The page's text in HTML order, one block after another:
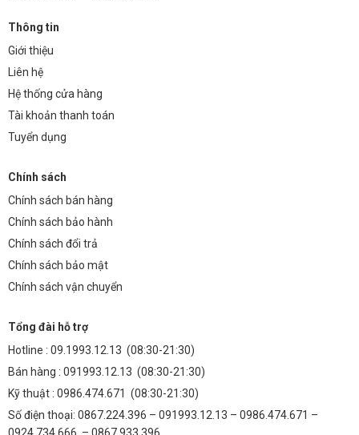
Thông tin
Giới thiệu
Liên hệ
Hệ thống cửa hàng
Tài khoản thanh toán
Tuyển dụng
Chính sách
Chính sách bán hàng
Chính sách bảo hành
Chính sách đổi trả
Chính sách bảo mật
Chính sách vận chuyển
Tổng đài hỗ trợ
Hotline : 09.1993.12.13 (08:30-21:30)
Bán hàng : 091993.12.13 (08:30-21:30)
Kỹ thuật : 0986.474.671 (08:30-21:30)
Số điện thoại: 0867.224.396 – 091993.12.13 – 0986.474.671 –
0924.734.666 – 0867.933.396